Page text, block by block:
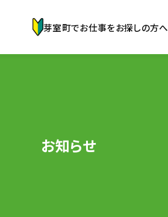
芽室町でお仕事をお探しの方へ
お知らせ